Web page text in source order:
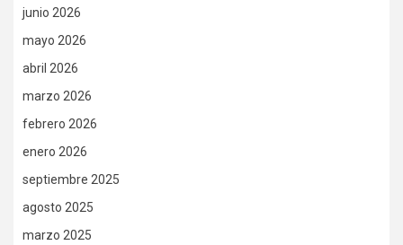
junio 2026
mayo 2026
abril 2026
marzo 2026
febrero 2026
enero 2026
septiembre 2025
agosto 2025
marzo 2025